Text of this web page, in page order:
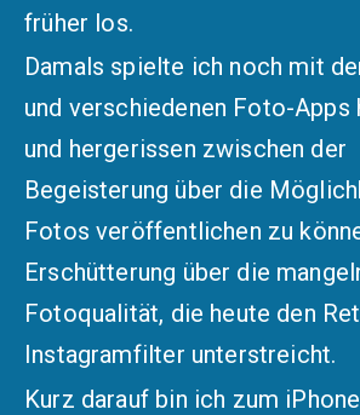
früher los.
Damals spielte ich noch mit
und verschiedenen Foto-Apps
und hergerissen zwischen der
Begeisterung über die
Fotos veröffentlichen zu
Erschütterung über die
Fotoqualität, die heute den
Instagramfilter unterstreicht.
Kurz darauf bin ich zum